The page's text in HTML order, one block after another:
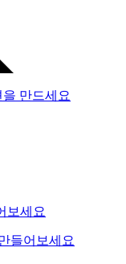
만드세요
보세요
들어보세요